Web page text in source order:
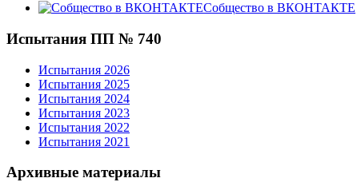
Собщество в ВКОНТАКТЕ
Испытания ПП № 740
Испытания 2026
Испытания 2025
Испытания 2024
Испытания 2023
Испытания 2022
Испытания 2021
Архивные материалы